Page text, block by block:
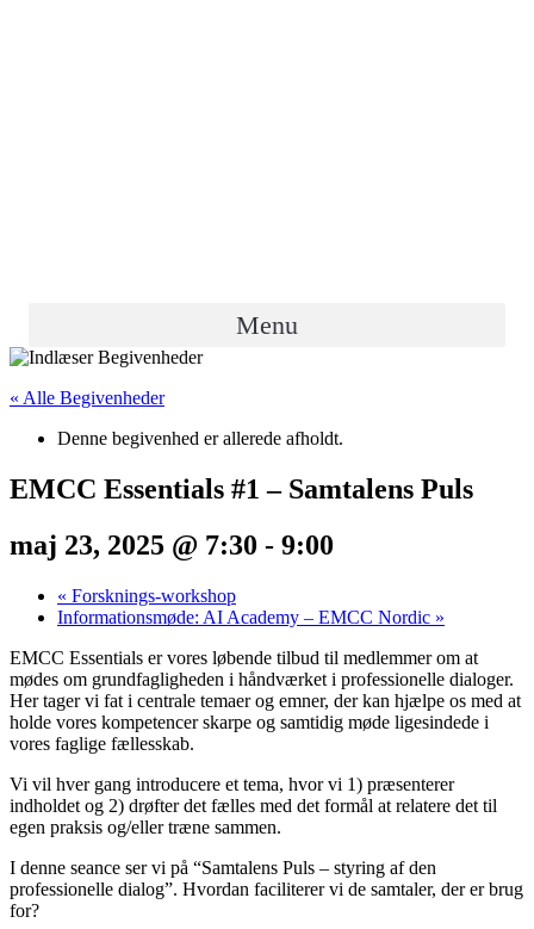
Menu
« Alle Begivenheder
Denne begivenhed er allerede afholdt.
EMCC Essentials #1 – Samtalens Puls
maj 23, 2025 @ 7:30 - 9:00
« Forsknings-workshop
Informationsmøde: AI Academy – EMCC Nordic »
EMCC Essentials er vores løbende tilbud til medlemmer om at
mødes om grundfagligheden i håndværket i professionelle dialoger.
Her tager vi fat i centrale temaer og emner, der kan hjælpe os med at
holde vores kompetencer skarpe og samtidig møde ligesindede i
vores faglige fællesskab.
Vi vil hver gang introducere et tema, hvor vi 1) præsenterer
indholdet og 2) drøfter det fælles med det formål at relatere det til
egen praksis og/eller træne sammen.
I denne seance ser vi på “Samtalens Puls – styring af den
professionelle dialog”. Hvordan faciliterer vi de samtaler, der er brug
for?